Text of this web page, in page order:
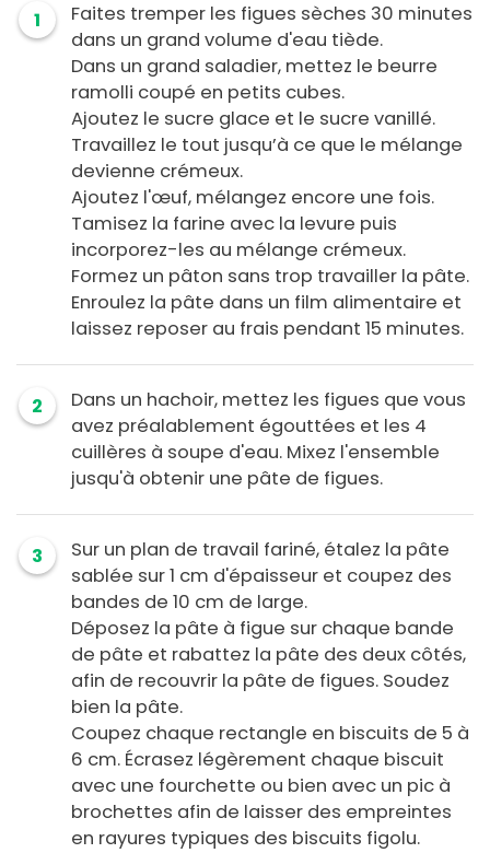
1
Faites tremper les figues sèches 30 minutes
dans un grand volume d'eau tiède.
Dans un grand saladier, mettez le beurre
ramolli coupé en petits cubes.
Ajoutez le sucre glace et le sucre vanillé.
Travaillez le tout jusqu’à ce que le mélange
devienne crémeux.
Ajoutez l'œuf, mélangez encore une fois.
Tamisez la farine avec la levure puis
incorporez-les au mélange crémeux.
Formez un pâton sans trop travailler la pâte.
Enroulez la pâte dans un film alimentaire et
laissez reposer au frais pendant 15 minutes.
2
Dans un hachoir, mettez les figues que vous
avez préalablement égouttées et les 4
cuillères à soupe d'eau. Mixez l'ensemble
jusqu'à obtenir une pâte de figues.
3
Sur un plan de travail fariné, étalez la pâte
sablée sur 1 cm d'épaisseur et coupez des
bandes de 10 cm de large.
Déposez la pâte à figue sur chaque bande
de pâte et rabattez la pâte des deux côtés,
afin de recouvrir la pâte de figues. Soudez
bien la pâte.
Coupez chaque rectangle en biscuits de 5 à
6 cm. Écrasez légèrement chaque biscuit
avec une fourchette ou bien avec un pic à
brochettes afin de laisser des empreintes
en rayures typiques des biscuits figolu.